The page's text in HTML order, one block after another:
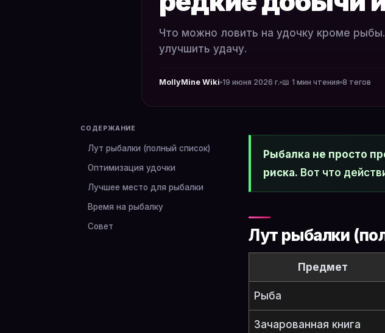
Что можно ловить на удочку кроме
улучшить удачу.
MollyMine Wiki 19 июня 2026 г. 📖 1 мин чтения 8 тегов
СОДЕРЖАНИЕ
Лут рыбалки (полный список)
Оптимизация удочки
Лучшее место для рыбалки
Время на рыбалку
Совет
Рыбалка не просто
риска. Вот что
Лут рыбалки
Предмет
Рыба
Зачарованная книга